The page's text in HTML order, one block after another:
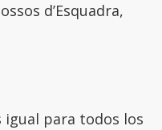
d’Esquadra,
igual para todos los